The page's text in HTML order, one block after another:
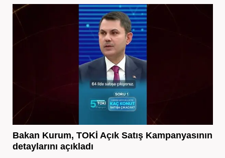
Bakan Kurum, TOKİ Açık Satış Kampanyasının
detaylarını açıkladı